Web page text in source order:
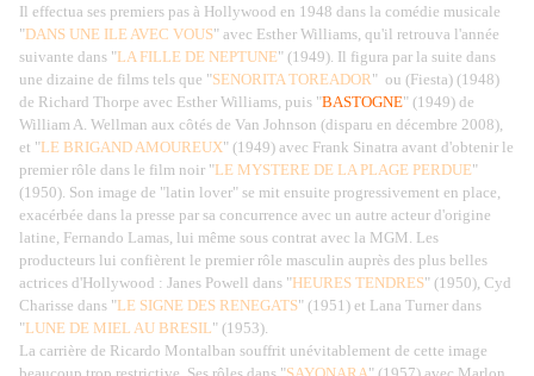
Il effectua ses premiers pas à Hollywood en 1948 dans la comédie musicale
"DANS UNE ILE AVEC VOUS" avec Esther Williams, qu'il retrouva l'année
suivante dans "LA FILLE DE NEPTUNE" (1949). Il figura par la suite dans
une dizaine de films tels que "SENORITA TOREADOR" ou (Fiesta) (1948)
de Richard Thorpe avec Esther Williams, puis "BASTOGNE" (1949) de
William A. Wellman aux côtés de Van Johnson (disparu en décembre 2008),
et "LE BRIGAND AMOUREUX" (1949) avec Frank Sinatra avant d'obtenir le
premier rôle dans le film noir "LE MYSTERE DE LA PLAGE PERDUE"
(1950). Son image de "latin lover" se mit ensuite progressivement en place,
exacérbée dans la presse par sa concurrence avec un autre acteur d'origine
latine, Fernando Lamas, lui même sous contrat avec la MGM. Les
producteurs lui confièrent le premier rôle masculin auprès des plus belles
actrices d'Hollywood : Janes Powell dans "HEURES TENDRES" (1950), Cyd
Charisse dans "LE SIGNE DES RENEGATS" (1951) et Lana Turner dans
"LUNE DE MIEL AU BRESIL" (1953).
La carrière de Ricardo Montalban souffrit unévitablement de cette image